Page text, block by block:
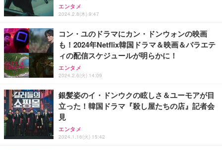
エンタメ
2024.2.8(木) 9:47
コン・ユのドラマにカン・ドンウォンの映画
も！2024年Netflix韓国ドラマ＆映画＆バラエテ
ィの配信スケジュールが明らかに！
エンタメ
2024.2.6(火) 14:09
銀髪姿のイ・ドンウクの眩しさ＆ユーモアが目
立った！韓国ドラマ『殺し屋たちの店』記者会
見
エンタメ
2024.1.16(火) 15:42